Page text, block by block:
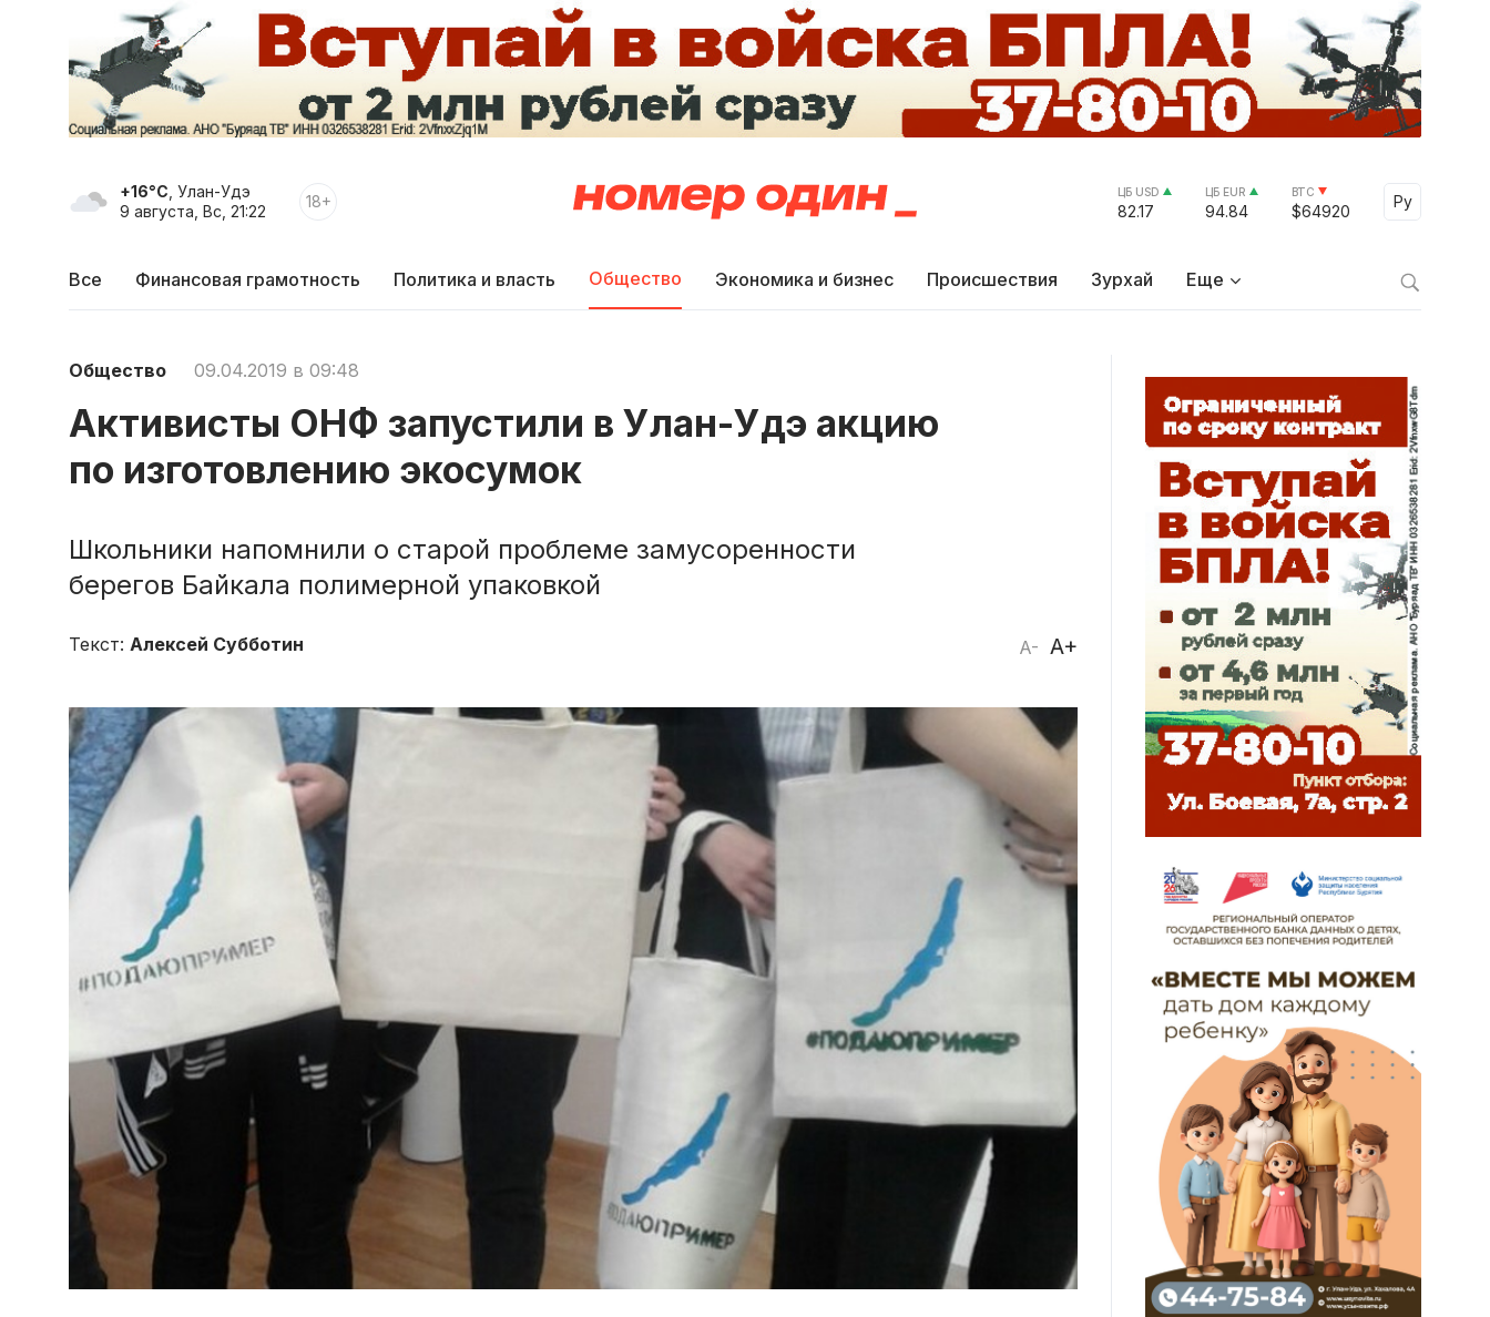
+16°C , Улан-Удэ
9 августа, Вс, 21:22
18+ ЦБ USD
82.17
ЦБ EUR
94.84
BTC
$64920
Ру
Select
Все Финансовая грамотность Политика и власть Общество Экономика и бизнес Происшествия Зурхай Еще
Общество 09.04.2019 в 09:48
Активисты ОНФ запустили в Улан-Удэ акцию
по изготовлению экосумок
Школьники напомнили о старой проблеме замусоренности
берегов Байкала полимерной упаковкой
A- A+
Текст: Алексей Субботин